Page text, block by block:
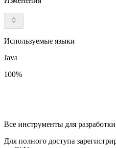
Используемые языки
Java
100%
Все инструменты для
Для полного доступа